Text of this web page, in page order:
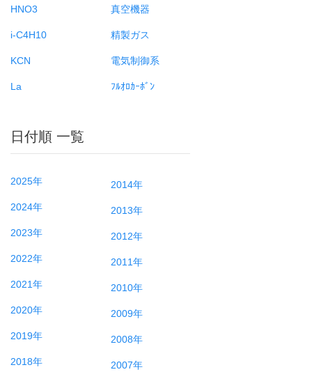
HNO3
i-C4H10
KCN
La
真空機器
精製ガス
電気制御系
ﾌﾙｵﾛｶｰﾎﾞﾝ
日付順 一覧
2025年
2024年
2023年
2022年
2021年
2020年
2019年
2018年
2014年
2013年
2012年
2011年
2010年
2009年
2008年
2007年